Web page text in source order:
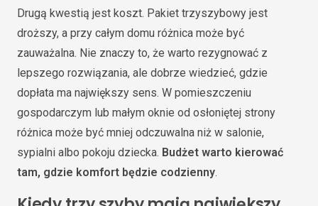
Drugą kwestią jest koszt. Pakiet trzyszybowy jest
droższy, a przy całym domu różnica może być
zauważalna. Nie znaczy to, że warto rezygnować z
lepszego rozwiązania, ale dobrze wiedzieć, gdzie
dopłata ma największy sens. W pomieszczeniu
gospodarczym lub małym oknie od osłoniętej strony
różnica może być mniej odczuwalna niż w salonie,
sypialni albo pokoju dziecka. Budżet warto kierować
tam, gdzie komfort będzie codzienny.